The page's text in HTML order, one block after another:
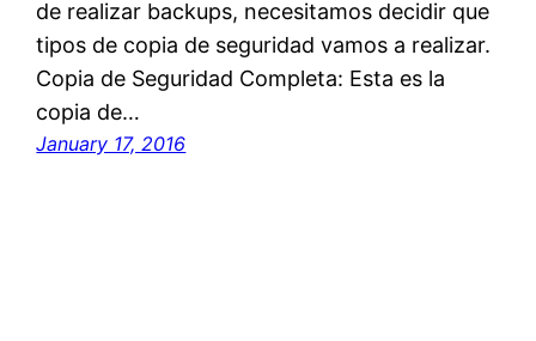
de realizar backups, necesitamos decidir que
tipos de copia de seguridad vamos a realizar.
Copia de Seguridad Completa: Esta es la
copia de…
January 17, 2016